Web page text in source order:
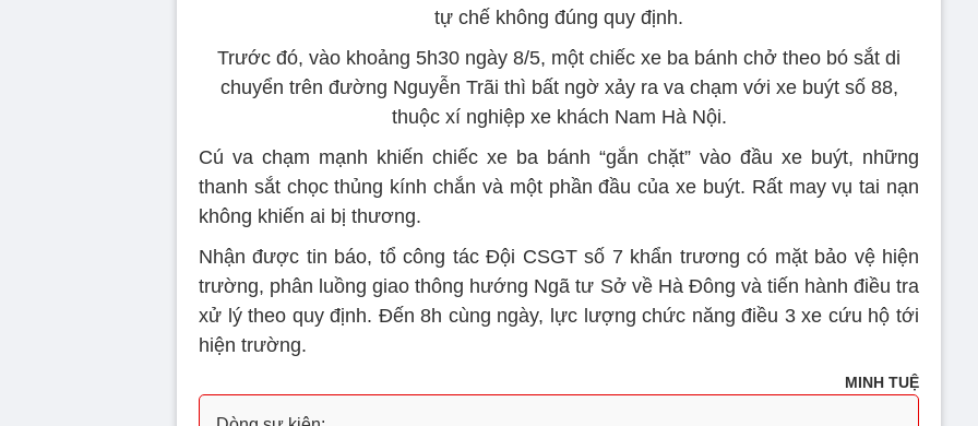
tự chế không đúng quy định.
Trước đó, vào khoảng 5h30 ngày 8/5, một chiếc xe ba bánh chở theo bó sắt di
chuyển trên đường Nguyễn Trãi thì bất ngờ xảy ra va chạm với xe buýt số 88,
thuộc xí nghiệp xe khách Nam Hà Nội.
Cú va chạm mạnh khiến chiếc xe ba bánh “gắn chặt” vào đầu xe buýt, những
thanh sắt chọc thủng kính chắn và một phần đầu của xe buýt. Rất may vụ tai nạn
không khiến ai bị thương.
Nhận được tin báo, tổ công tác Đội CSGT số 7 khẩn trương có mặt bảo vệ hiện
trường, phân luồng giao thông hướng Ngã tư Sở về Hà Đông và tiến hành điều tra
xử lý theo quy định. Đến 8h cùng ngày, lực lượng chức năng điều 3 xe cứu hộ tới
hiện trường.
MINH TUỆ